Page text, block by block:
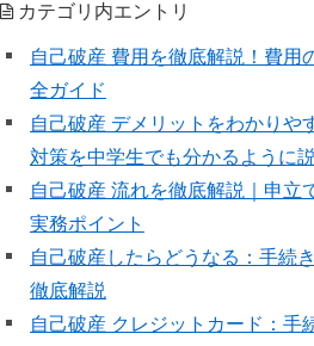
カテゴリ内エントリ
自己破産 費用を徹底解説！費用
全ガイド
自己破産 デメリットをわかりや
対策を中学生でも分かるように
自己破産 流れを徹底解説｜申立
実務ポイント
自己破産したらどうなる：手続
徹底解説
自己破産 クレジットカード：手